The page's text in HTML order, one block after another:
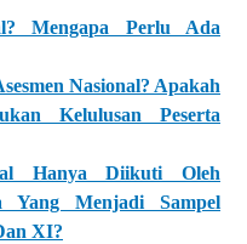
Mengapa Perlu Ada
Nasional? Apakah
Kelulusan Peserta
Hanya Diikuti Oleh
Yang Menjadi Sampel
XI?